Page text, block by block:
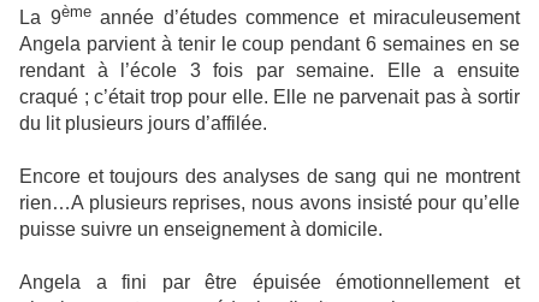
La 9èmeannée d’études commence et miraculeusement
Angela parvient à tenir le coup pendant 6 semaines en se
rendant à l’école 3 fois par semaine. Elle a ensuite
craqué ; c’était trop pour elle. Elle ne parvenait pas à sortir
du lit plusieurs jours d’affilée.
Encore et toujours des analyses de sang qui ne montrent
rien…A plusieurs reprises, nous avons insisté pour qu’elle
puisse suivre un enseignement à domicile.
Angela a fini par être épuisée émotionnellement et